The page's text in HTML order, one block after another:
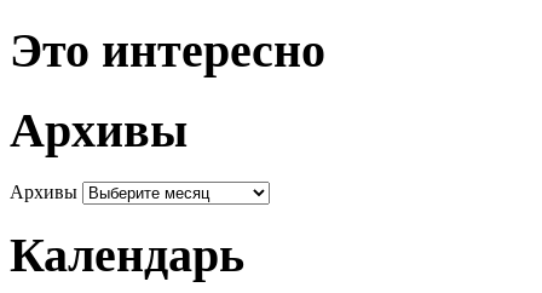
Это интересно
Архивы
Архивы
Календарь